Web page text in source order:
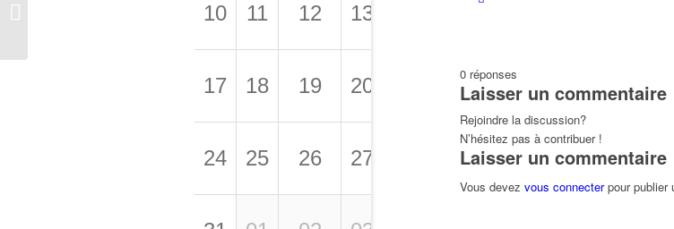
0 réponses
Laisser un commentaire
Rejoindre la discussion?
N’hésitez pas à contribuer !
Laisser un commentaire
Vous devez vous connecterpour publier
10 11 12 13
17 18 19 20 22 23
24 25 26 27 29 30